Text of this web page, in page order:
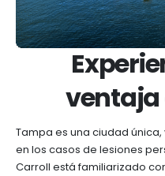
ventaja
Tampa es una ciudad
en los casos de lesiones
Carroll está familiarizado